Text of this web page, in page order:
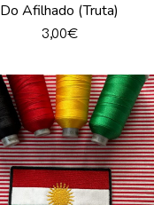
Do Afilhado (Truta)
3,00€